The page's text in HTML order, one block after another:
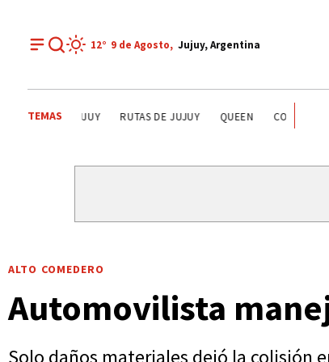
12° 9 de Agosto, Jujuy, Argentina
TEMAS LA QUIACA HUMAHUACA EL TIEMPO EN JUJUY
ALTO COMEDERO
Automovilista
Solo daños materiales dejó la colisión